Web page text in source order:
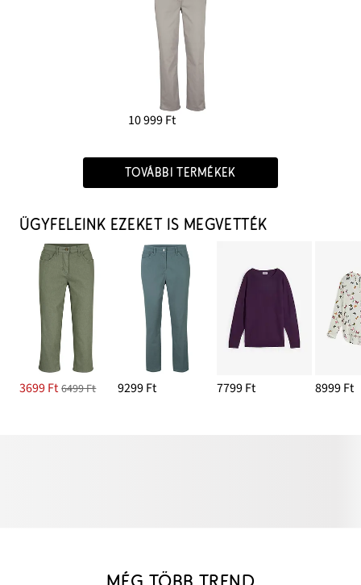
10 999 Ft
TOVÁBBI TERMÉKEK
ÜGYFELEINK EZEKET IS MEGVETTÉK
3699 Ft 6499 Ft 9299 Ft 7799 Ft 8999 Ft